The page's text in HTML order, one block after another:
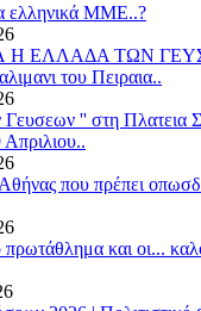
ελληνικά ΜΜΕ..?
Η ΕΛΛΑΔΑ ΤΩΝ
του Πειραια..
'' στη Πλατεια
Απριλιου..
Αθήνας που πρέπει
και οι...